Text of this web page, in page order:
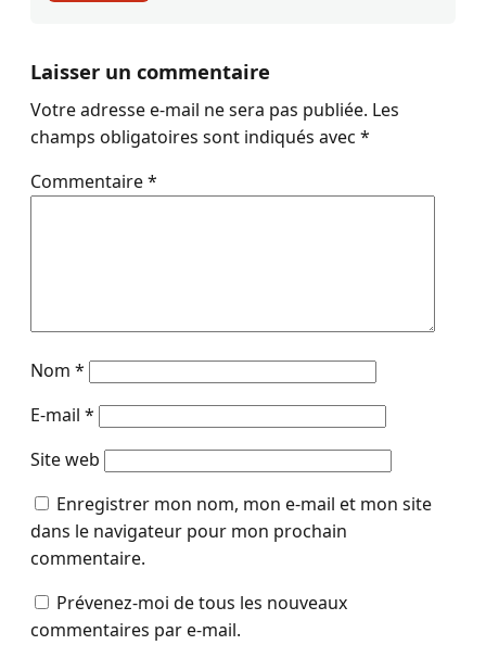
Laisser un commentaire
Votre adresse e-mail ne sera pas publiée. Les
champs obligatoires sont indiqués avec *
Commentaire*
Nom *
E-mail *
Site web
Enregistrer mon nom, mon e-mail et mon site
dans le navigateur pour mon prochain
commentaire.
Prévenez-moi de tous les nouveaux
commentaires par e-mail.